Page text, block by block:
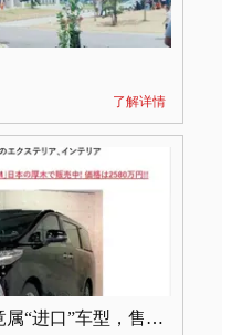
了解详情
雷克萨斯LM在日本本土竟属“进口”车型，售价2580万日元